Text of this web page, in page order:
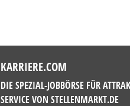
KARRIERE.COM
DIE SPEZIAL-JOBBÖRSE FÜR
SERVICE VON STELLENMARKT.DE